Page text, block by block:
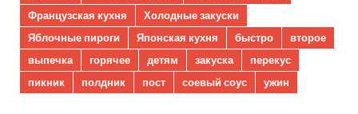
Французская кухня
Холодные закуски
Яблочные пироги
Японская кухня быстро
второе
выпечка
горячее детям закуска
перекус
пикник
полдник пост соевый соус ужин